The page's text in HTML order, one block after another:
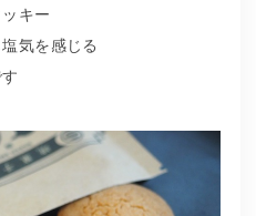
キー
気を感じる